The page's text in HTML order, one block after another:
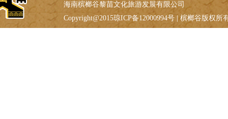
海南槟榔谷黎苗文化旅游发展有限公司
Copyright@2015琼ICP备12000994号 | 槟榔谷版权所